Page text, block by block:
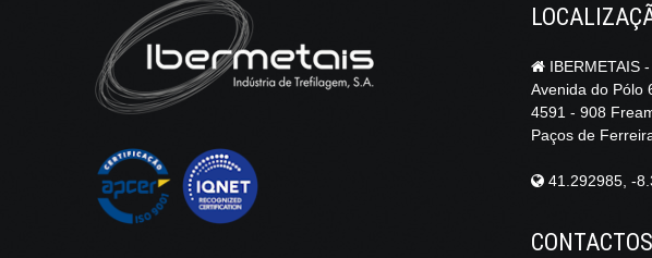
IBERMETAIS
Avenida do Pólo
4591 - 908
Paços de
41.292985, -
CONTACTOS